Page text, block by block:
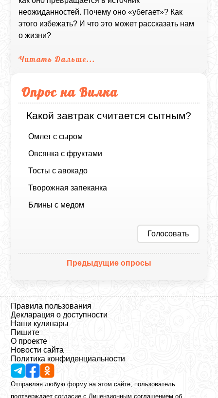
неожиданностей. Почему оно «убегает»? Как
этого избежать? И что это может рассказать нам
о жизни?
Читать Дальше...
Опрос на Вилка
Какой завтрак считается сытным?
Омлет с сыром
Овсянка с фруктами
Тосты с авокадо
Творожная запеканка
Блины с медом
Голосовать
Предыдущие опросы
Правила пользования
Декларация о доступности
Наши кулинары
Пишите
О проекте
Новости сайта
Политика конфиденциальности
Отправляя любую форму на этом сайте, пользователь
подтверждает согласие с Лицензионным соглашениемоб